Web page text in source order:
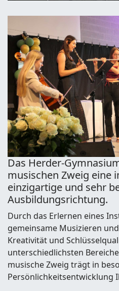
Das Herder-
musischen Zweig eine
einzigartige und sehr
Ausbildungsrichtung.
Durch das Erlernen eines
gemeinsame Musizieren
Kreativität und
unterschiedlichsten
musische Zweig trägt in
Persönlichkeitsentwicklung